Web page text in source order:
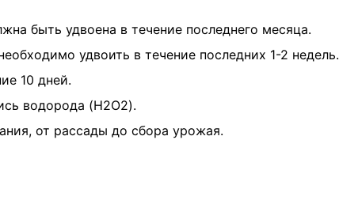
быть удвоена в течение последнего месяца.
удвоить в течение последних 1-2 недель.
10 дней.
водорода (H2O2).
от рассады до сбора урожая.